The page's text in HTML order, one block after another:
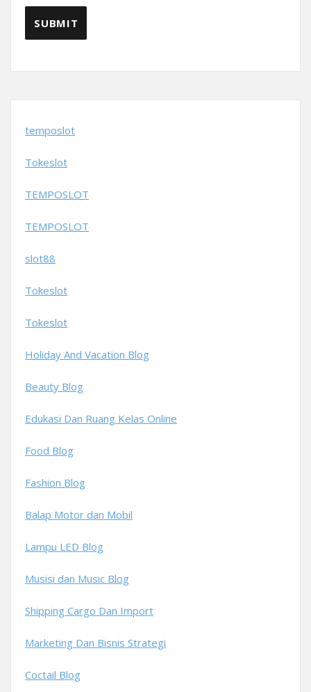
temposlot
Tokeslot
TEMPOSLOT
TEMPOSLOT
slot88
Tokeslot
Tokeslot
Holiday And Vacation Blog
Beauty Blog
Edukasi Dan Ruang Kelas Online
Food Blog
Fashion Blog
Balap Motor dan Mobil
Lampu LED Blog
Musisi dan Music Blog
Shipping Cargo Dan Import
Marketing Dan Bisnis Strategi
Coctail Blog